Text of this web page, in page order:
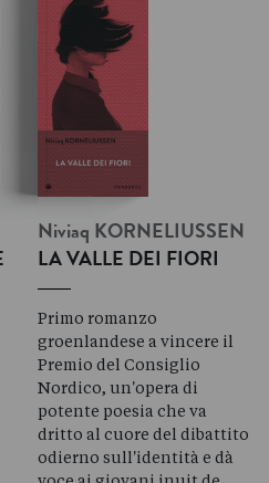
Niviaq KORNELIUSSEN
LA VALLE DEI FIORI
Primo romanzo
groenlandese a vincere il
Premio del Consiglio
Nordico, un'opera di
potente poesia che va
dritto al cuore del dibattito
odierno sull'identità e dà